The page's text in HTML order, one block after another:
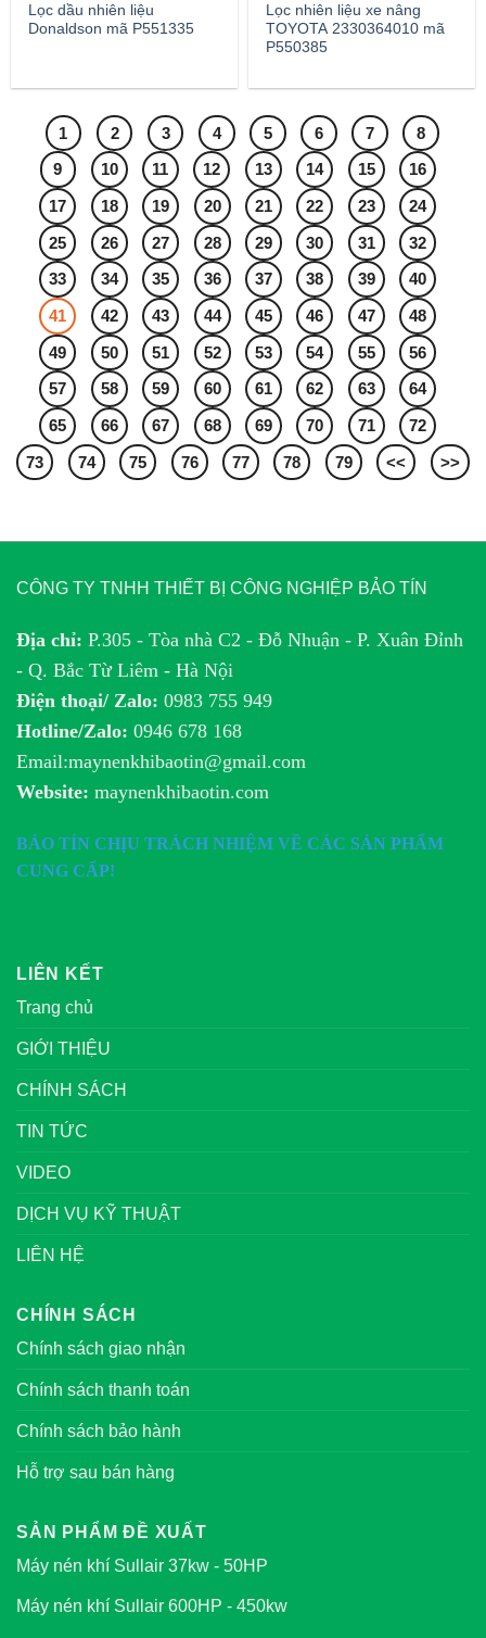
Lọc dầu nhiên liệu
Donaldson mã P551335
Lọc nhiên liệu xe nâng
TOYOTA 2330364010 mã
P550385
1 2 3 4 5 6 7
8
9
10 11 12 13 14 15
16
17
18 19 20 21 22 23
24
25
26 27 28 29 30 31
32
33
34 35 36 37 38 39
40
41
42 43 44 45 46 47
48
49
50 51 52 53 54 55
56
57
58 59 60 61 62 63
64
65
66 67 68 69 70 71
72
73
74 75 76 77 78 79 << >>
CÔNG TY TNHH THIẾT BỊ CÔNG NGHIỆP BẢO TÍN
Địa chỉ: P.305 - Tòa nhà C2 - Đỗ Nhuận - P. Xuân Đỉnh
- Q. Bắc Từ Liêm - Hà Nội
Điện thoại/ Zalo: 0983 755 949
Hotline/Zalo: 0946 678 168
Email:maynenkhibaotin@gmail.com
Website: maynenkhibaotin.com
BẢO TÍN CHỊU TRÁCH NHIỆM VỀ CÁC SẢN PHẨM
CUNG CẤP!
LIÊN KẾT
Trang chủ
GIỚI THIỆU
CHÍNH SÁCH
TIN TỨC
VIDEO
DỊCH VỤ KỸ THUẬT
LIÊN HỆ
CHÍNH SÁCH
Chính sách giao nhận
Chính sách thanh toán
Chính sách bảo hành
Hỗ trợ sau bán hàng
SẢN PHẨM ĐỀ XUẤT
Máy nén khí Sullair 37kw - 50HP
Máy nén khí Sullair 600HP - 450kw